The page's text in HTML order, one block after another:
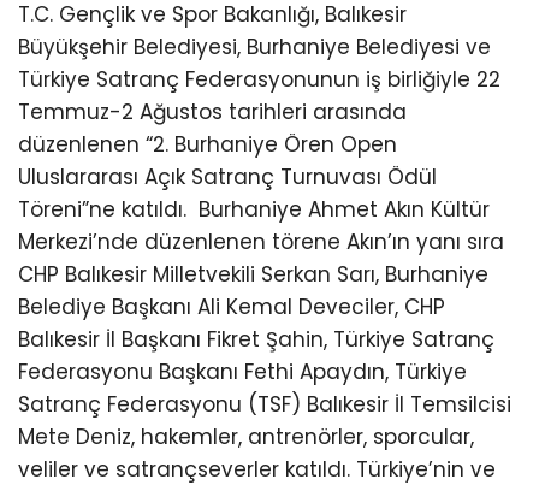
T.C. Gençlik ve Spor Bakanlığı, Balıkesir
Büyükşehir Belediyesi, Burhaniye Belediyesi ve
Türkiye Satranç Federasyonunun iş birliğiyle 22
Temmuz-2 Ağustos tarihleri arasında
düzenlenen “2. Burhaniye Ören Open
Uluslararası Açık Satranç Turnuvası Ödül
Töreni”ne katıldı. Burhaniye Ahmet Akın Kültür
Merkezi’nde düzenlenen törene Akın’ın yanı sıra
CHP Balıkesir Milletvekili Serkan Sarı, Burhaniye
Belediye Başkanı Ali Kemal Deveciler, CHP
Balıkesir İl Başkanı Fikret Şahin, Türkiye Satranç
Federasyonu Başkanı Fethi Apaydın, Türkiye
Satranç Federasyonu (TSF) Balıkesir İl Temsilcisi
Mete Deniz, hakemler, antrenörler, sporcular,
veliler ve satrançseverler katıldı. Türkiye’nin ve